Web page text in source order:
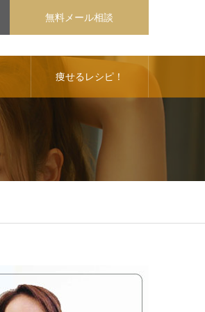
無料メール相談
痩せるレシピ！